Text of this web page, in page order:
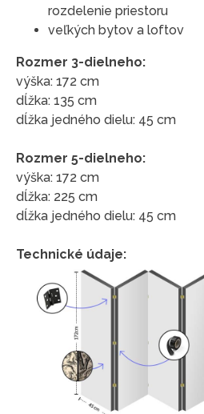
rozdelenie priestoru
veľkých bytov a loftov
Rozmer 3-dielneho:
výška: 172 cm
dĺžka: 135 cm
dĺžka jedného dielu: 45 cm
Rozmer 5-dielneho:
výška: 172 cm
dĺžka: 225 cm
dĺžka jedného dielu: 45 cm
Technické údaje: